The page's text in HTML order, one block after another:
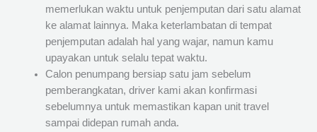
memerlukan waktu untuk penjemputan dari satu alamat
ke alamat lainnya. Maka keterlambatan di tempat
penjemputan adalah hal yang wajar, namun kamu
upayakan untuk selalu tepat waktu.
Calon penumpang bersiap satu jam sebelum
pemberangkatan, driver kami akan konfirmasi
sebelumnya untuk memastikan kapan unit travel
sampai didepan rumah anda.